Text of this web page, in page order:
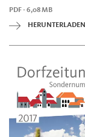
PDF - 6,08 MB
HERUNTERLADEN